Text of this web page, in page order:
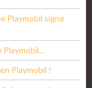
Playmobil signé
Playmobil !